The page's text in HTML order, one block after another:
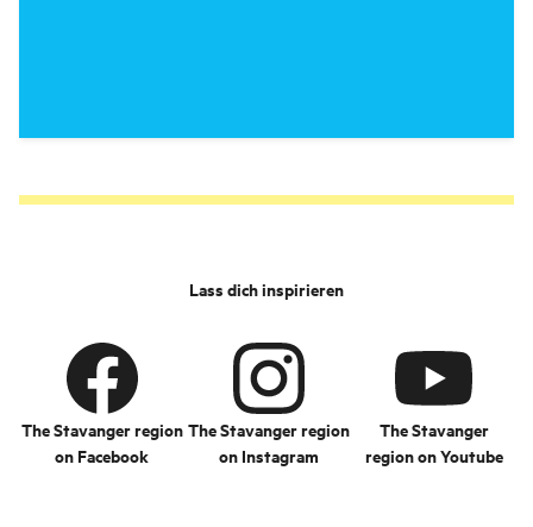
Lass dich inspirieren
The Stavanger region
on Facebook
The Stavanger region
on Instagram
The Stavanger
region on Youtube